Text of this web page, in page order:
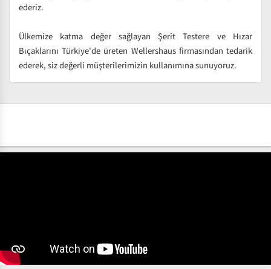
ederiz.
Ülkemize katma değer sağlayan Şerit Testere ve Hızar
Bıçaklarını Türkiye'de üreten Wellershaus firmasından tedarik
ederek, siz değerli müşterilerimizin kullanımına sunuyoruz.